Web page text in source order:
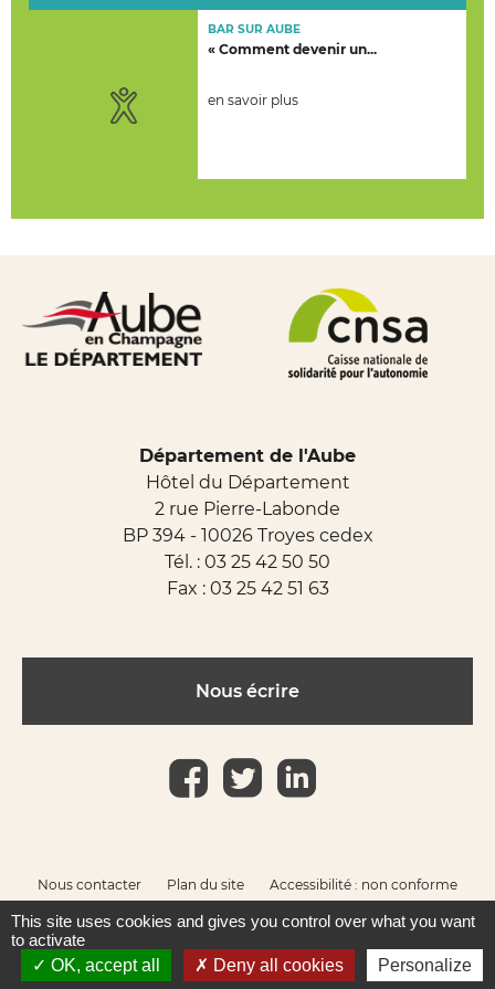
BAR SUR AUBE
« Comment devenir un...
en savoir plus
Département de l'Aube
Hôtel du Département
2 rue Pierre-Labonde
BP 394 - 10026 Troyes cedex
Tél. : 03 25 42 50 50
Fax : 03 25 42 51 63
Nous écrire
Nous contacter Plan du site
Accessibilité : non conforme
Réalisation
This site uses cookies and gives you control over what you want
to activate
OK, accept all
Deny all cookies
Personalize